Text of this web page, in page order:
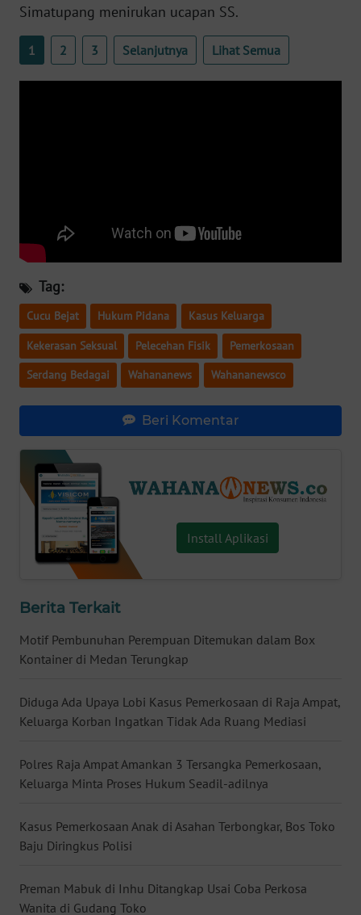
Simatupang menirukan ucapan SS.
1 2 3 Selanjutnya Lihat Semua
Tag:
Cucu Bejat Hukum Pidana Kasus Keluarga
Kekerasan Seksual Pelecehan Fisik Pemerkosaan
Serdang Bedagai Wahananews Wahananewsco
Beri Komentar
Install Aplikasi
Berita Terkait
Motif Pembunuhan Perempuan Ditemukan dalam Box
Kontainer di Medan Terungkap
Diduga Ada Upaya Lobi Kasus Pemerkosaan di Raja Ampat,
Keluarga Korban Ingatkan Tidak Ada Ruang Mediasi
Polres Raja Ampat Amankan 3 Tersangka Pemerkosaan,
Keluarga Minta Proses Hukum Seadil-adilnya
Kasus Pemerkosaan Anak di Asahan Terbongkar, Bos Toko
Baju Diringkus Polisi
Preman Mabuk di Inhu Ditangkap Usai Coba Perkosa
Wanita di Gudang Toko
WN
PAPUA
WN
SERAMBI
WN
JAMBI
WN
SULTRA
SULTENG
WN
SULBAR
WN
SUMBAR
SUMSEL
BENGKULU
LAMPUNG
JATENG